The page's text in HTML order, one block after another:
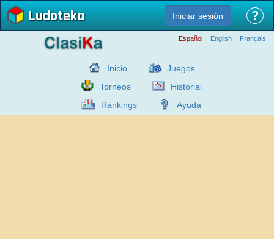
Ludoteka Iniciar sesión ?
Español English Français
Inicio
Juegos
Torneos
Historial
Rankings
Ayuda